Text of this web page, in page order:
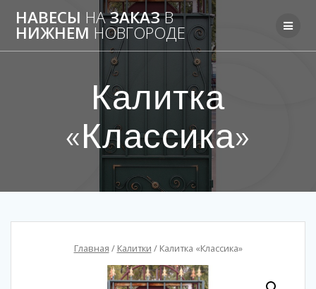
НАВЕСЫ НАЗАКАЗВ
НИЖНЕМ НОВГОРОДЕ
Калитка
«Классика»
Главная / Калитки / Калитка «Классика»